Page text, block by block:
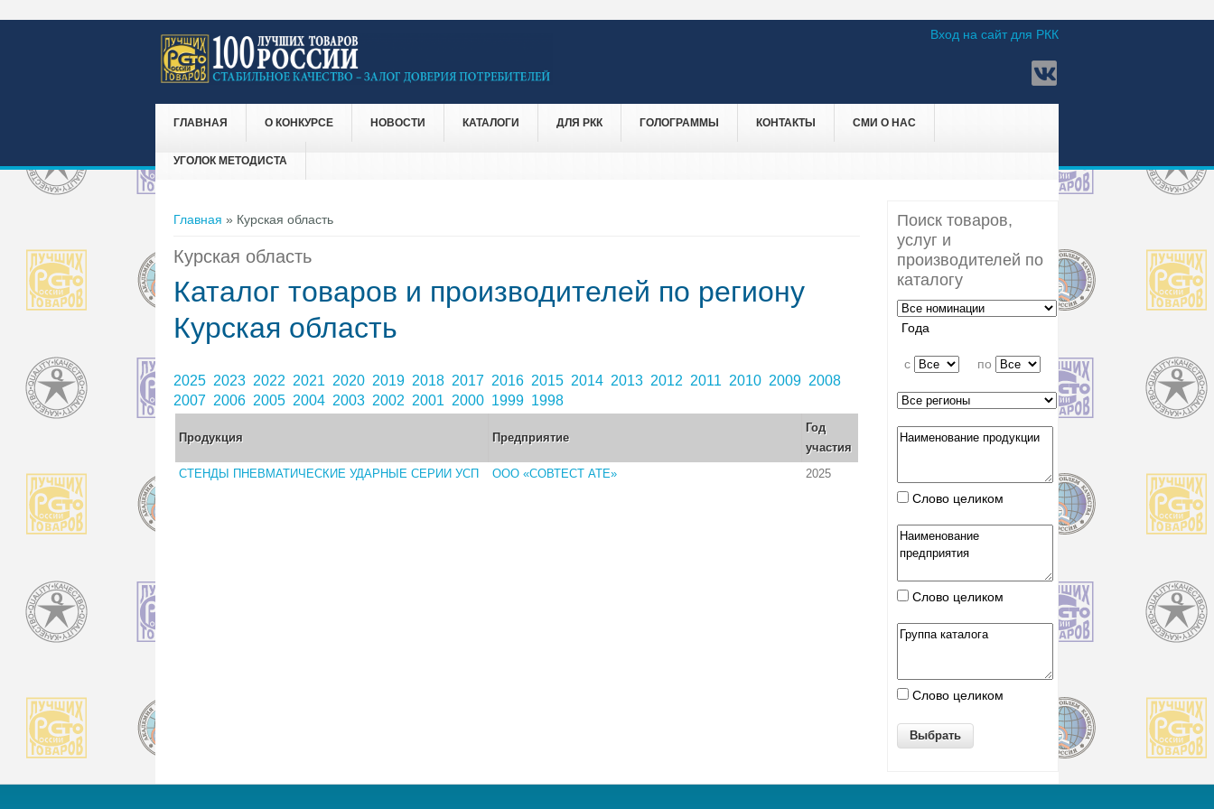
Вход на сайт для РКК
ГЛАВНАЯ О КОНКУРСЕ НОВОСТИ КАТАЛОГИ ДЛЯ РКК ГОЛОГРАММЫ КОНТАКТЫ СМИ О НАС
УГОЛОК МЕТОДИСТА
Вы здесь
Главная » Курская область
Курская область
Каталог товаров и производителей по региону
Курская область
2025 2023 2022 2021 2020 2019 2018 2017 2016 2015 2014 2013 2012 2011 2010 2009 2008
2007 2006 2005 2004 2003 2002 2001 2000 1999 1998
Продукция Предприятие
Год
участия
СТЕНДЫ ПНЕВМАТИЧЕСКИЕ УДАРНЫЕ СЕРИИ УСП
ООО «СОВТЕСТ АТЕ» 2025
Поиск товаров,
услуг и
производителей по
каталогу
Года
c по
Слово целиком
Слово целиком
Слово целиком